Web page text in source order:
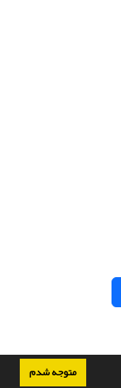
متوجه شدم